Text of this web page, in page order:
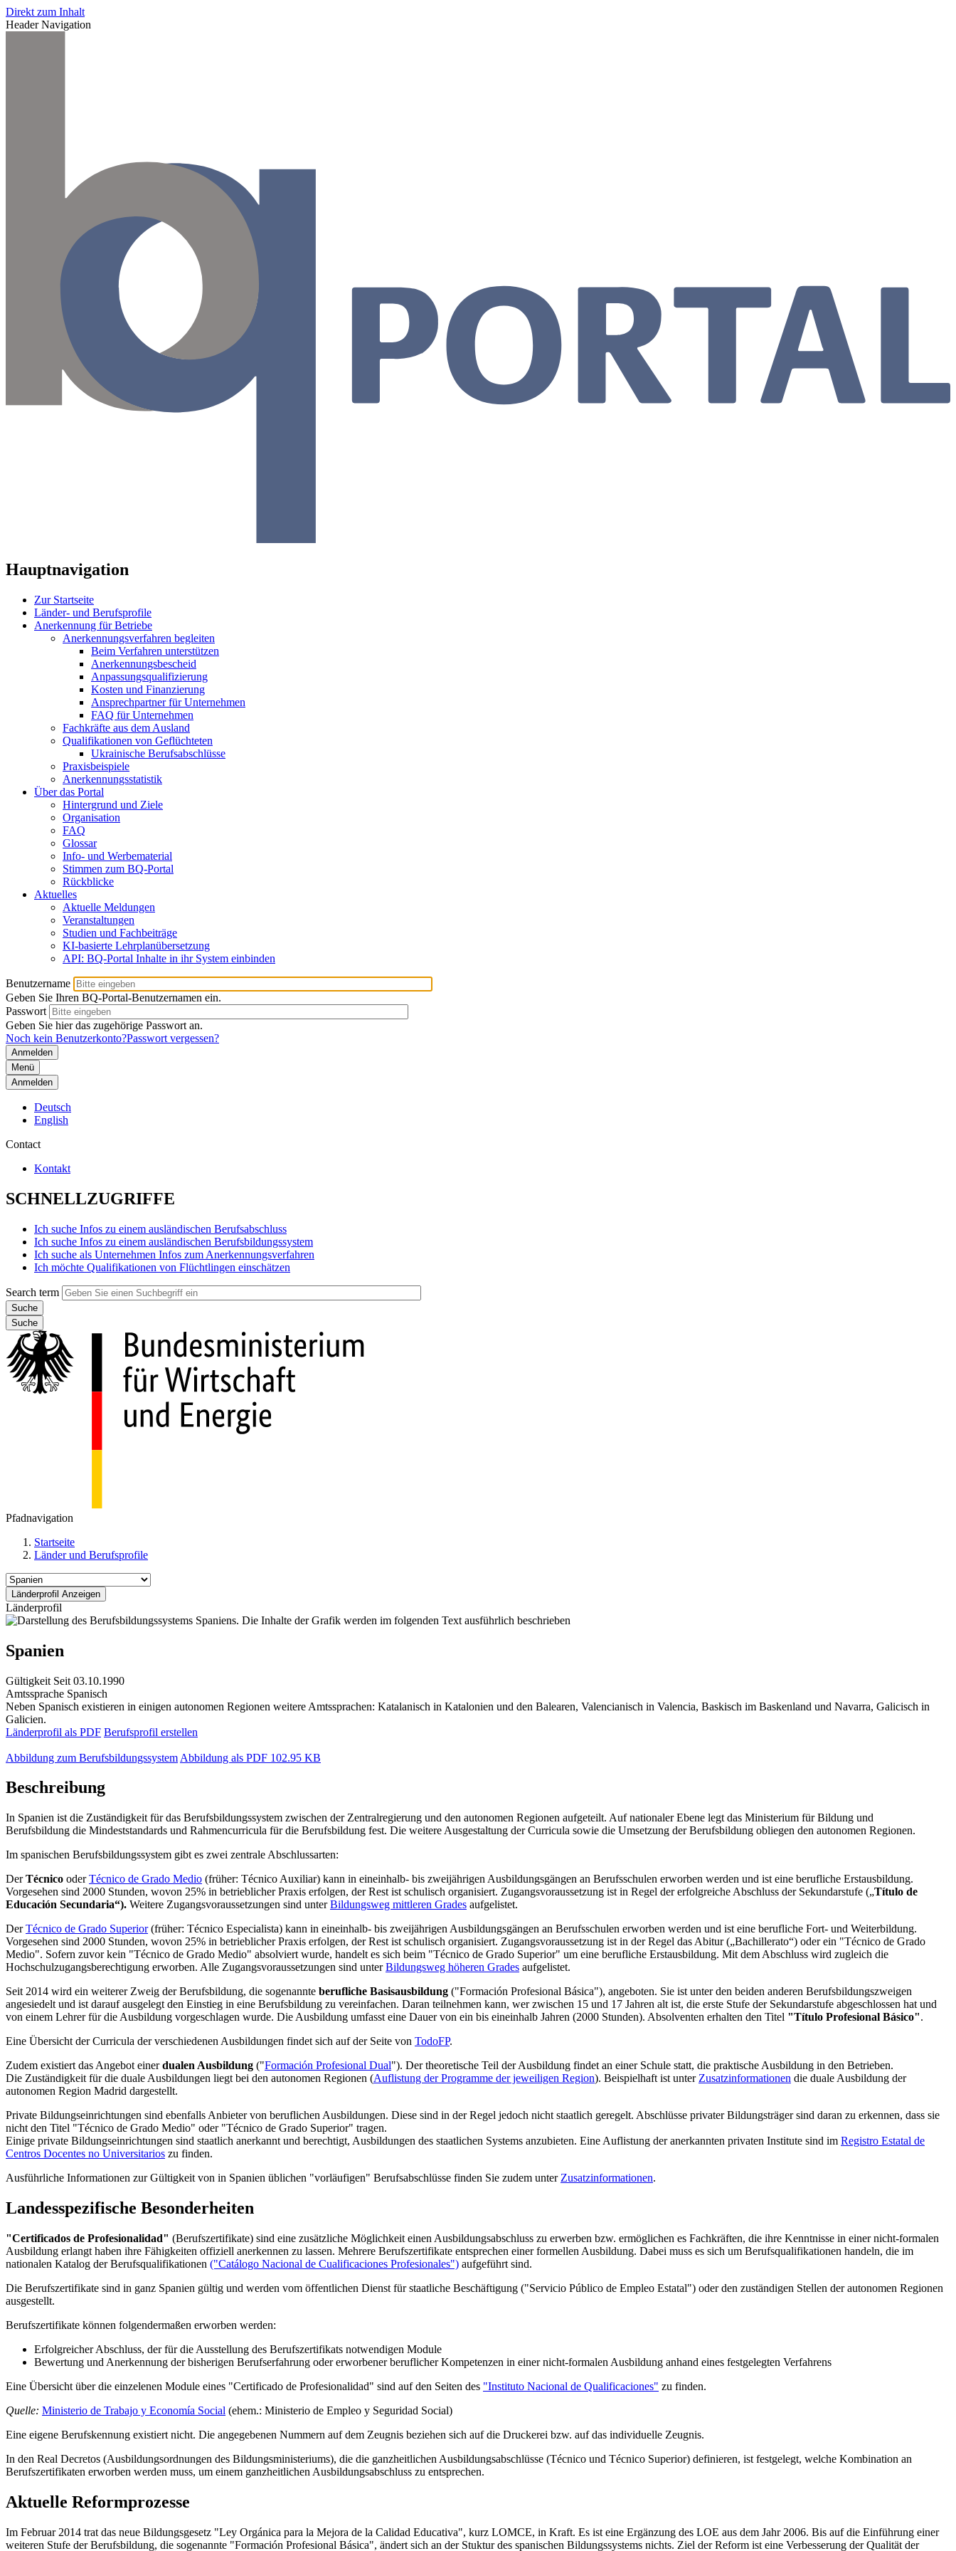
Direkt zum Inhalt
Header Navigation
Hauptnavigation
Zur Startseite
Länder- und Berufsprofile
Anerkennung für Betriebe
Anerkennungsverfahren begleiten
Beim Verfahren unterstützen
Anerkennungsbescheid
Anpassungsqualifizierung
Kosten und Finanzierung
Ansprechpartner für Unternehmen
FAQ für Unternehmen
Fachkräfte aus dem Ausland
Qualifikationen von Geflüchteten
Ukrainische Berufsabschlüsse
Praxisbeispiele
Anerkennungsstatistik
Über das Portal
Hintergrund und Ziele
Organisation
FAQ
Glossar
Info- und Werbematerial
Stimmen zum BQ-Portal
Rückblicke
Aktuelles
Aktuelle Meldungen
Veranstaltungen
Studien und Fachbeiträge
KI-basierte Lehrplanübersetzung
API: BQ-Portal Inhalte in ihr System einbinden
Benutzername
Geben Sie Ihren BQ-Portal-Benutzernamen ein.
Passwort
Geben Sie hier das zugehörige Passwort an.
Noch kein Benutzerkonto?Passwort vergessen?
Menü
Anmelden
Deutsch
English
Contact
Kontakt
SCHNELLZUGRIFFE
Ich suche Infos zu einem ausländischen Berufsabschluss
Ich suche Infos zu einem ausländischen Berufsbildungssystem
Ich suche als Unternehmen Infos zum Anerkennungsverfahren
Ich möchte Qualifikationen von Flüchtlingen einschätzen
Search term
Suche
Pfadnavigation
Startseite
Länder und Berufsprofile
Länderprofil
Spanien
Gültigkeit Seit 03.10.1990
Amtssprache Spanisch
Neben Spanisch existieren in einigen autonomen Regionen weitere Amtssprachen: Katalanisch in Katalonien und den Balearen, Valencianisch in Valencia, Baskisch im Baskenland und Navarra, Galicisch in
Galicien.
Länderprofil als PDF Berufsprofil erstellen
Abbildung zum Berufsbildungssystem Abbildung als PDF 102.95 KB
Beschreibung
In Spanien ist die Zuständigkeit für das Berufsbildungssystem zwischen der Zentralregierung und den autonomen Regionen aufgeteilt. Auf nationaler Ebene legt das Ministerium für Bildung und
Berufsbildung die Mindeststandards und Rahmencurricula für die Berufsbildung fest. Die weitere Ausgestaltung der Curricula sowie die Umsetzung der Berufsbildung obliegen den autonomen Regionen.
Im spanischen Berufsbildungssystem gibt es zwei zentrale Abschlussarten:
DerTécnico oderTécnico de Grado Medio (früher: Técnico Auxiliar) kann in eineinhalb- bis zweijährigen Ausbildungsgängen an Berufsschulen erworben werden und ist eine berufliche Erstausbildung.
Vorgesehen sind 2000 Stunden, wovon 25% in betrieblicher Praxis erfolgen, der Rest ist schulisch organisiert. Zugangsvoraussetzung ist in Regel der erfolgreiche Abschluss der Sekundarstufe („Título de
Educación Secundaria“). Weitere Zugangsvoraussetzungen sind unterBildungsweg mittleren Grades aufgelistet.
DerTécnico de Grado Superior(früher: Técnico Especialista) kann in eineinhalb- bis zweijährigen Ausbildungsgängen an Berufsschulen erworben werden und ist eine berufliche Fort- und Weiterbildung.
Vorgesehen sind 2000 Stunden, wovon 25% in betrieblicher Praxis erfolgen, der Rest ist schulisch organisiert. Zugangsvoraussetzung ist in der Regel das Abitur („Bachillerato“) oder ein "Técnico de Grado
Medio". Sofern zuvor kein "Técnico de Grado Medio" absolviert wurde, handelt es sich beim "Técnico de Grado Superior" um eine berufliche Erstausbildung. Mit dem Abschluss wird zugleich die
Hochschulzugangsberechtigung erworben. Alle Zugangsvoraussetzungen sind unterBildungsweg höheren Grades aufgelistet.
Seit 2014 wird ein weiterer Zweig der Berufsbildung, die sogenannte berufliche Basisausbildung ("Formación Profesional Básica"), angeboten. Sie ist unter den beiden anderen Berufsbildungszweigen
angesiedelt und ist darauf ausgelegt den Einstieg in eine Berufsbildung zu vereinfachen. Daran teilnehmen kann, wer zwischen 15 und 17 Jahren alt ist, die erste Stufe der Sekundarstufe abgeschlossen hat und
von einem Lehrer für die Ausbildung vorgeschlagen wurde. Die Ausbildung umfasst eine Dauer von ein bis eineinhalb Jahren (2000 Stunden). Absolventen erhalten den Titel "Título Profesional Básico".
Eine Übersicht der Curricula der verschiedenen Ausbildungen findet sich auf der Seite von TodoFP.
Zudem existiert das Angebot einerdualen Ausbildung ("Formación Profesional Dual"). Der theoretische Teil der Ausbildung findet an einer Schule statt, die praktische Ausbildung in den Betrieben.
Die Zuständigkeit für die duale Ausbildungen liegt bei den autonomen Regionen (Auflistung der Programme der jeweiligen Region). Beispielhaft ist unter Zusatzinformationen die duale Ausbildung der
autonomen Region Madrid dargestellt.
Private Bildungseinrichtungen sind ebenfalls Anbieter von beruflichen Ausbildungen. Diese sind in der Regel jedoch nicht staatlich geregelt. Abschlüsse privater Bildungsträger sind daran zu erkennen, dass sie
nicht den Titel "Técnico de Grado Medio" oder "Técnico de Grado Superior" tragen.
Einige private Bildungseinrichtungen sind staatlich anerkannt und berechtigt, Ausbildungen des staatlichen Systems anzubieten. Eine Auflistung der anerkannten privaten Institute sind im Registro Estatal de
Centros Docentes no Universitarios zu finden.
Ausführliche Informationen zur Gültigkeit von in Spanien üblichen "vorläufigen" Berufsabschlüsse finden Sie zudem unter Zusatzinformationen.
Landesspezifische Besonderheiten
"Certificados de Profesionalidad" (Berufszertifikate) sind eine zusätzliche Möglichkeit einen Ausbildungsabschluss zu erwerben bzw. ermöglichen es Fachkräften, die ihre Kenntnisse in einer nicht-formalen
Ausbildung erlangt haben ihre Fähigkeiten offiziell anerkennen zu lassen. Mehrere Berufszertifikate entsprechen einer formellen Ausbildung. Dabei muss es sich um Berufsqualifikationen handeln, die im
nationalen Katalog der Berufsqualifikationen ("Catálogo Nacional de Cualificaciones Profesionales") aufgeführt sind.
Die Berufszertifikate sind in ganz Spanien gültig und werden vom öffentlichen Dienst für staatliche Beschäftigung ("Servicio Público de Empleo Estatal") oder den zuständigen Stellen der autonomen Regionen
ausgestellt.
Berufszertifikate können folgendermaßen erworben werden:
Erfolgreicher Abschluss, der für die Ausstellung des Berufszertifikats notwendigen Module
Bewertung und Anerkennung der bisherigen Berufserfahrung oder erworbener beruflicher Kompetenzen in einer nicht-formalen Ausbildung anhand eines festgelegten Verfahrens
Eine Übersicht über die einzelenen Module eines "Certificado de Profesionalidad" sind auf den Seiten des "Instituto Nacional de Qualificaciones" zu finden.
Quelle: Ministerio de Trabajo y Economía Social (ehem.: Ministerio de Empleo y Seguridad Social)
Eine eigene Berufskennung existiert nicht. Die angegebenen Nummern auf dem Zeugnis beziehen sich auf die Druckerei bzw. auf das individuelle Zeugnis.
In den Real Decretos (Ausbildungsordnungen des Bildungsministeriums), die die ganzheitlichen Ausbildungsabschlüsse (Técnico und Técnico Superior) definieren, ist festgelegt, welche Kombination an
Berufszertifikaten erworben werden muss, um einem ganzheitlichen Ausbildungsabschluss zu entsprechen.
Aktuelle Reformprozesse
Im Februar 2014 trat das neue Bildungsgesetz "Ley Orgánica para la Mejora de la Calidad Educativa", kurz LOMCE, in Kraft. Es ist eine Ergänzung des LOE aus dem Jahr 2006. Bis auf die Einführung einer
weiteren Stufe der Berufsbildung, die sogenannte "Formación Profesional Básica", ändert sich an der Stuktur des spanischen Bildungssystems nichts. Ziel der Reform ist eine Verbesserung der Qualität der